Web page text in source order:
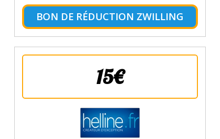
BON DE RÉDUCTION ZWILLING
15€